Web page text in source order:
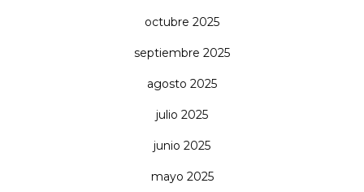
octubre 2025
septiembre 2025
agosto 2025
julio 2025
junio 2025
mayo 2025